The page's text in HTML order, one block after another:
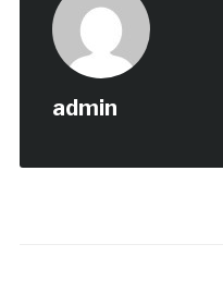
admin